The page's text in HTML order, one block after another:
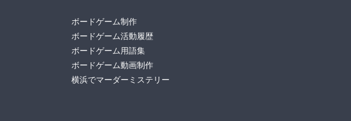
ボードゲーム制作
ボードゲーム活動履歴
ボードゲーム用語集
ボードゲーム動画制作
横浜でマーダーミステリー